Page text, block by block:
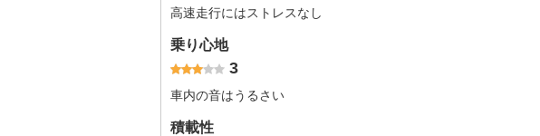
高速走行にはストレスなし
乗り心地
3
車内の音はうるさい
積載性